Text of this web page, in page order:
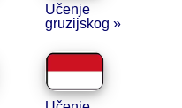
Učenje
gruzijskog »